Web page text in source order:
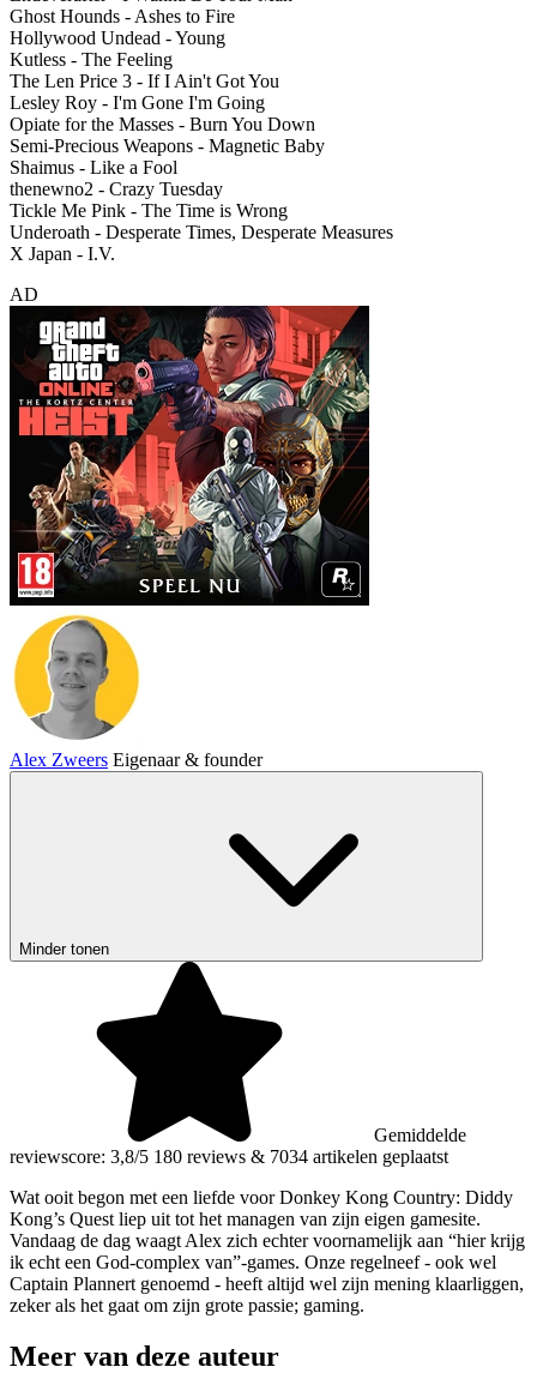
Ghost Hounds - Ashes to Fire
Hollywood Undead - Young
Kutless - The Feeling
The Len Price 3 - If I Ain't Got You
Lesley Roy - I'm Gone I'm Going
Opiate for the Masses - Burn You Down
Semi-Precious Weapons - Magnetic Baby
Shaimus - Like a Fool
thenewno2 - Crazy Tuesday
Tickle Me Pink - The Time is Wrong
Underoath - Desperate Times, Desperate Measures
X Japan - I.V.
AD
Alex Zweers Eigenaar & founder
Minder tonen
Gemiddelde
reviewscore: 3,8/5 180 reviews & 7034 artikelen geplaatst
Wat ooit begon met een liefde voor Donkey Kong Country: Diddy
Kong’s Quest liep uit tot het managen van zijn eigen gamesite.
Vandaag de dag waagt Alex zich echter voornamelijk aan “hier krijg
ik echt een God-complex van”-games. Onze regelneef - ook wel
Captain Plannert genoemd - heeft altijd wel zijn mening klaarliggen,
zeker als het gaat om zijn grote passie; gaming.
Meer van deze auteur